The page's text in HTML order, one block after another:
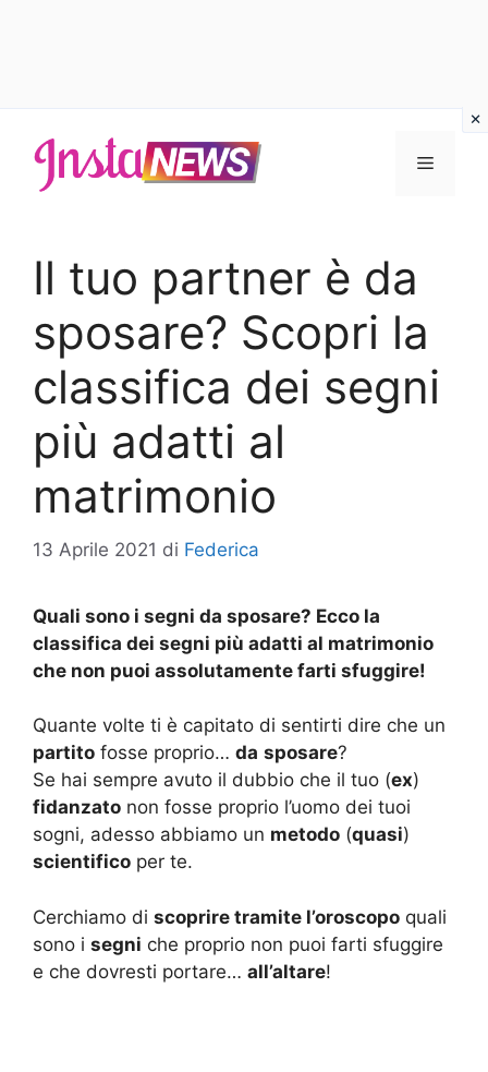
contenuto
Menu
Il tuo partner è da
sposare? Scopri la
classifica dei segni
più adatti al
matrimonio
13 Aprile 2021 di Federica
Quali sono i segni da sposare? Ecco la
classifica dei segni più adatti al matrimonio
che non puoi assolutamente farti sfuggire!
Quante volte ti è capitato di sentirti dire che un
partito fosse proprio… da sposare?
Se hai sempre avuto il dubbio che il tuo (ex)
fidanzato non fosse proprio l’uomo dei tuoi
sogni, adesso abbiamo un metodo (quasi)
scientifico per te.
Cerchiamo di scoprire tramite l’oroscopo quali
sono i segni che proprio non puoi farti sfuggire
e che dovresti portare… all’altare!